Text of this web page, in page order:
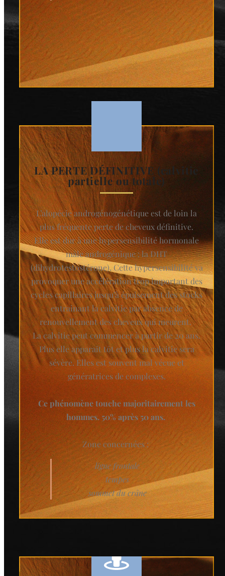
LA PERTE DÉFINITIVE (calvitie
partielle ou totale)
L’alopécie androgénogénétique est de loin la
plus fréquente perte de cheveux définitive.
Elle est dur à une hypersensibilité hormonale
mâle androgénique : la DHT
(dihydrotestostérone). Cette hypersensibilité va
provoquer une accélération trop important des
cycles capillaires jusqu’à épuisement des stocks
entrainant la calvitie par absence de
renouvellement des cheveux qui meurent.
La calvitie peut commencer à partir de 20 ans.
Plus elle apparait tôt et plus la calvitie sera
sévère. Elles est souvent mal vécue et
génératrices de complexes.
Ce phénomène touche majoritairement les
hommes. 50% après 50 ans.
Zone concernées :
ligne frontale
tempes
sommet du crâne